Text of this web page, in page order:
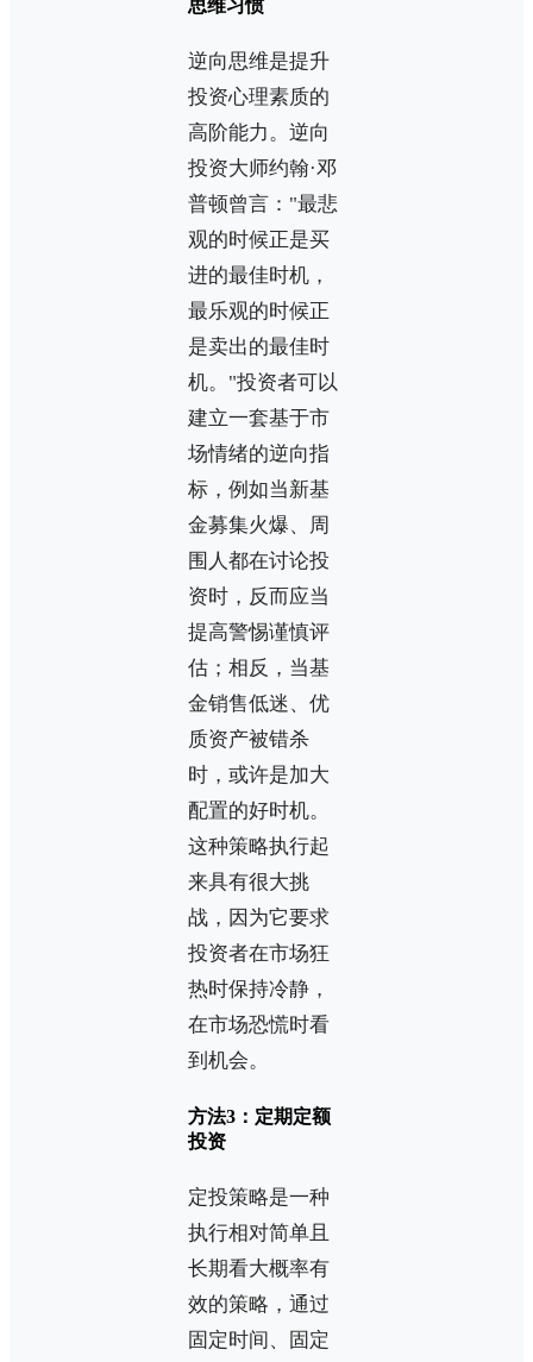
思维习惯
逆向思维是提升
投资心理素质的
高阶能力。逆向
投资大师约翰·邓
普顿曾言："最悲
观的时候正是买
进的最佳时机，
最乐观的时候正
是卖出的最佳时
机。"投资者可以
建立一套基于市
场情绪的逆向指
标，例如当新基
金募集火爆、周
围人都在讨论投
资时，反而应当
提高警惕谨慎评
估；相反，当基
金销售低迷、优
质资产被错杀
时，或许是加大
配置的好时机。
这种策略执行起
来具有很大挑
战，因为它要求
投资者在市场狂
热时保持冷静，
在市场恐慌时看
到机会。
方法3：定期定额
投资
定投策略是一种
执行相对简单且
长期看大概率有
效的策略，通过
固定时间、固定